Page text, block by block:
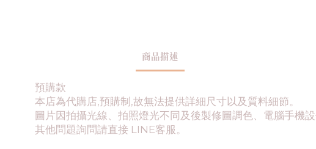
商品描述
預購款
本店為代購店,預購制,故無法提供詳細尺寸以及質料細節。
圖片因拍攝光線、拍照燈光不同及後製修圖調色、電腦手機
其他問題詢問請直接 LINE客服。